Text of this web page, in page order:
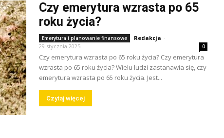
Czy emerytura wzrasta po 65
roku życia?
Emerytura i planowanie finansowe Redakcja -
29 stycznia 2025
0
Czy emerytura wzrasta po 65 roku życia? Czy emerytura
wzrasta po 65 roku życia? Wielu ludzi zastanawia się, czy
emerytura wzrasta po 65 roku życia. Jest...
Czytaj więcej